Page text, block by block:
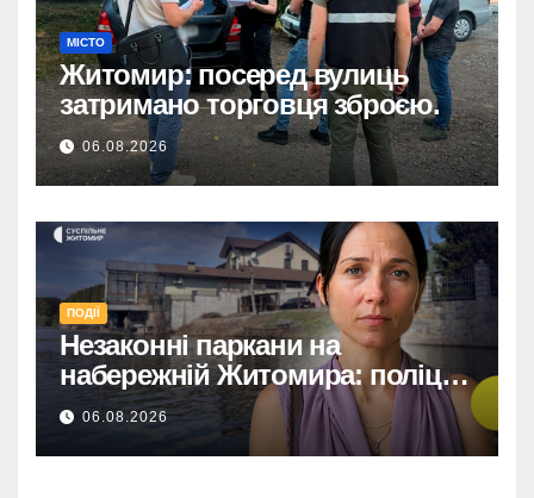
МІСТО
Житомир: посеред вулиць
затримано торговця зброєю.
06.08.2026
ПОДІЇ
Незаконні паркани на
набережній Житомира: поліція
перевіряє погрози від
представниць міськради
06.08.2026